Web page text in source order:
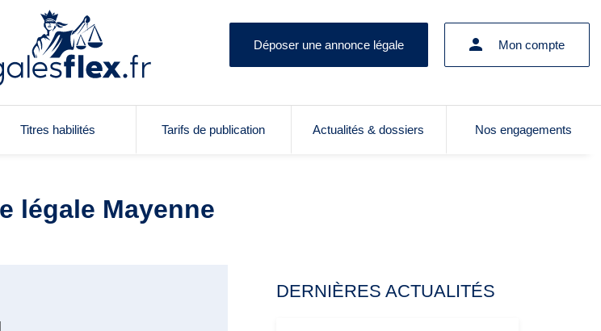
Déposer une annonce légale Mon compte
Titres habilités Tarifs de publication Actualités & dossiers Nos engagements
légale Mayenne
DERNIÈRES ACTUALITÉS